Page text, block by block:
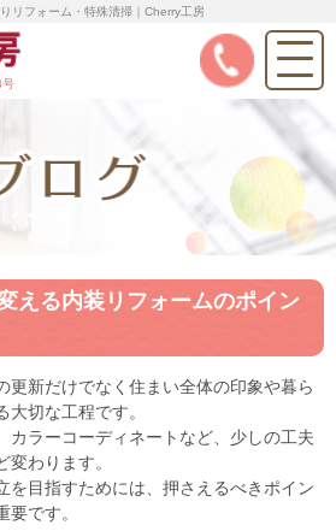
リフォーム・特殊清掃｜Cherry工房
号
える内装リフォームのポイン
更新だけでなく住まい全体の印象や暮ら
大切な工程です。
カラーコーディネートなど、少しの工夫
わります。
を目指すためには、押さえるべきポイン
要です。